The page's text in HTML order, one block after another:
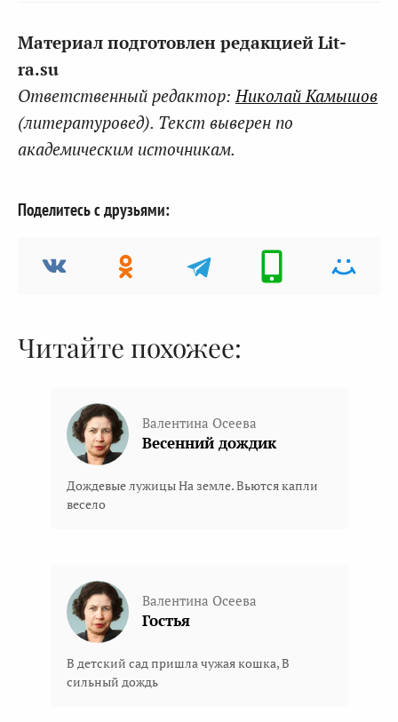
Материал подготовлен редакцией Lit-
ra.su
Ответственный редактор:Николай Камышов
(литературовед). Текст выверен по
академическим источникам.
Поделитесь с друзьями:
Читайте похожее:
Валентина Осеева
Весенний дождик
Дождевые лужицы На земле. Вьются капли
весело
Валентина Осеева
Гостья
В детский сад пришла чужая кошка, В
сильный дождь